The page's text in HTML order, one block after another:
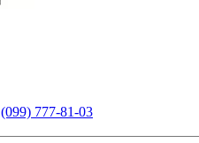
(099) 777-81-03